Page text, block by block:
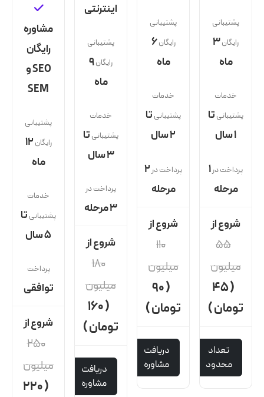
پشتیبانی
رایگان۳
ماه
خدمات
پشتیبانی تا
۱ سال
پرداخت در۱
مرحله
شروع از
۵۵
میلیون
( ۴۵
تومان )
تعداد
محدود
پشتیبانی
رایگان۶
ماه
خدمات
پشتیبانی تا
۲ سال
پرداخت در۲
مرحله
شروع از
۱۱۰
میلیون
( ۹۰
تومان )
دریافت
مشاوره
اینترنتی
پشتیبانی
رایگان۹
ماه
خدمات
پشتیبانی تا
۳ سال
پرداخت در
۳ مرحله
شروع از
۱۸۰
میلیون
( ۱۶۰
تومان )
دریافت
مشاوره
مشاوره
رایگان
SEO و
SEM
پشتیبانی
رایگان ١٢
ماه
خدمات
پشتیبانی تا
۵ سال
پرداخت
توافقی
شروع از
۲۵۰
میلیون
( ۲۲۰